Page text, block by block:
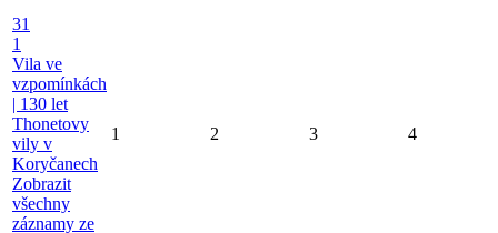
31
1
Vila ve
vzpomínkách
| 130 let
Thonetovy
vily v
Koryčanech
Zobrazit
všechny
záznamy ze
1 2 3 4